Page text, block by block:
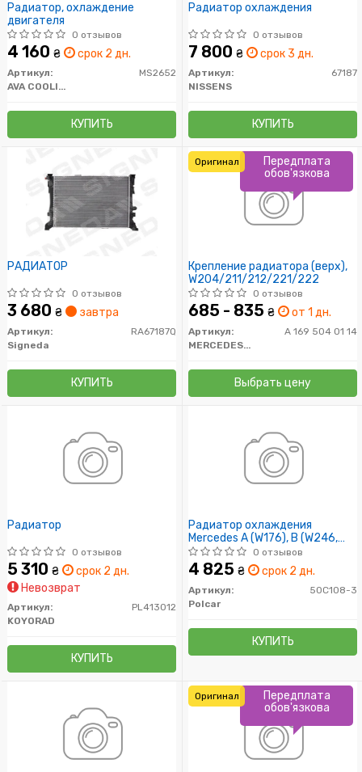
Радиатор, охлаждение
двигателя
0 отзывов
4 160 ₴ срок 2 дн.
Артикул:
MS2652
AVA COOLING
КУПИТЬ
Радиатор охлаждения
0 отзывов
7 800 ₴ срок 3 дн.
Артикул:
67187
NISSENS
КУПИТЬ
РАДИАТОР
0 отзывов
3 680 ₴ завтра
Артикул:
RA67187Q
Signeda
КУПИТЬ
Крепление радиатора (верх),
W204/211/212/221/222
0 отзывов
685 - 835 ₴ от 1 дн.
Артикул:
A 169 504 01 14
MERCEDES-BENZ
Выбрать цену
Передплата
обов'язкова
Оригинал
Радиатор
0 отзывов
5 310 ₴
срок 2 дн.
Невозврат
Артикул:
PL413012
KOYORAD
КУПИТЬ
Радиатор охлаждения
Mercedes A (W176), B (W246,
W242), Cla (C117), Gla (X156) 2.0
05.12-
0 отзывов
4 825 ₴ срок 2 дн.
Артикул:
50C108-3
Polcar
КУПИТЬ
Передплата
обов'язкова
Оригинал